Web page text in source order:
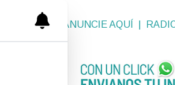
ANUNCIE AQUÍ